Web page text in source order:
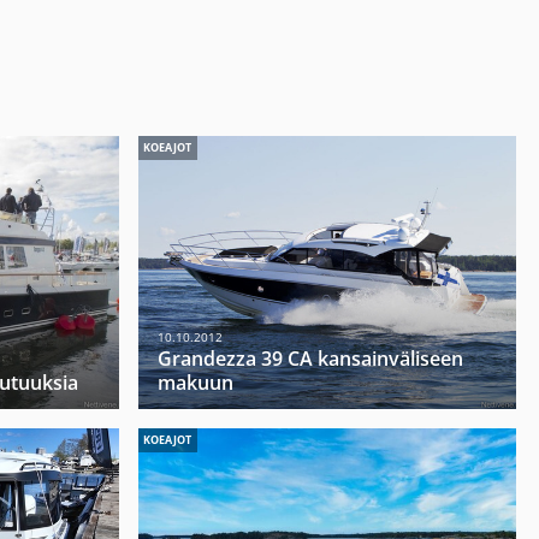
KOEAJOT
10.10.2012
Grandezza 39 CA kansainväliseen
makuun
KOEAJOT